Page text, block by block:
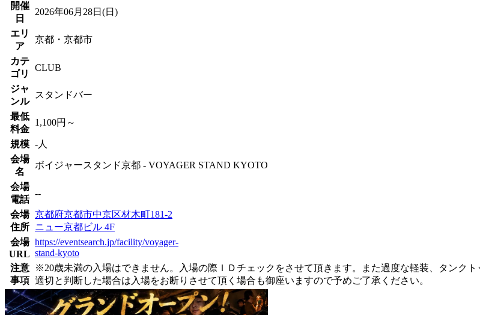
開催
日
2026年06月28日(日)
エリ
ア
京都・京都市
カテ
ゴリ
CLUB
ジャ
ンル
スタンドバー
最低
料金
1,100円～
規模 -人
会場
名
ボイジャースタンド京都 - VOYAGER STAND KYOTO
会場
電話
--
会場
住所
京都府京都市中京区材木町181-2
ニュー京都ビル 4F
会場
URL
https://eventsearch.jp/facility/voyager-
stand-kyoto
注意
事項
※20歳未満の入場はできません。入場の際ＩＤチェックをさせて頂きます。また過度な軽装、タンク
適切と判断した場合は入場をお断りさせて頂く場合も御座いますので予めご了承ください。